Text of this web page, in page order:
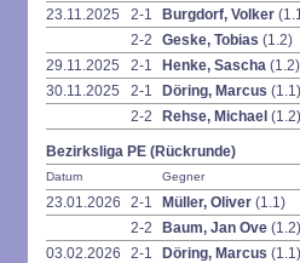
23.11.2025
2-1 Burgdorf, Volker
2-2
Geske, Tobias (1.2)
29.11.2025
2-1 Henke, Sascha (1.2)
30.11.2025
2-1 Döring, Marcus (1.1)
2-2
Rehse, Michael (1.2)
Bezirksliga PE (Rückrunde)
Datum Gegner
23.01.2026 2-1 Müller, Oliver (1.1)
2-2
Baum, Jan Ove (1.2)
03.02.2026
2-1 Döring, Marcus (1.1)